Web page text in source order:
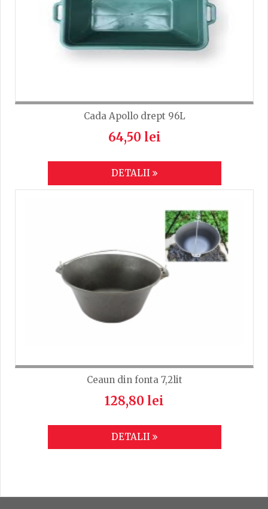
Cada Apollo drept 96L
64,50 lei
DETALII
Ceaun din fonta 7,2lit
128,80 lei
DETALII